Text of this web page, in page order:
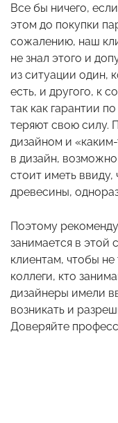
Все бы ничего,
этом до покупки
сожалению, наш
не знал этого и
из ситуации один,
есть, и другого, к
так как гарантии
теряют свою силу.
дизайном и
в дизайн,
стоит иметь
древесины,
Поэтому
занимается в этой
клиентам, чтобы
коллеги, кто
дизайнеры имели
возникать и
Доверяйте